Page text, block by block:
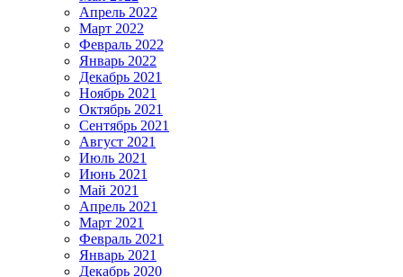
Апрель 2022
Март 2022
Февраль 2022
Январь 2022
Декабрь 2021
Ноябрь 2021
Октябрь 2021
Сентябрь 2021
Август 2021
Июль 2021
Июнь 2021
Май 2021
Апрель 2021
Март 2021
Февраль 2021
Январь 2021
Декабрь 2020